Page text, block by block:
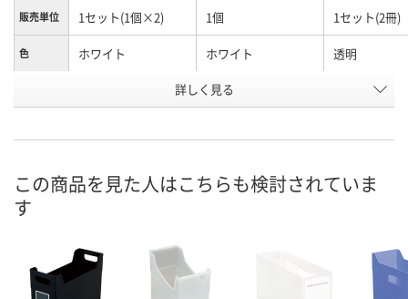
販売単位 1セット(1個×2) 1個 1セット(2冊)
色 ホワイト ホワイト 透明
UA90992 X350216
お届け日
ついてご連絡いたし
8月11日（火） 8月26日（水）
数量
詳しく見る
この商品を見た人はこちらも検討されていま
す